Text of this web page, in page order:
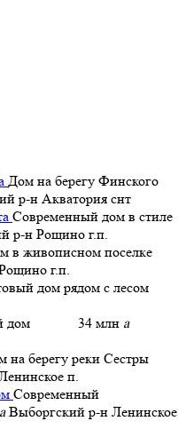
Дом на берегу Финского
р-н Акватория снт
Современный дом в стиле
р-н Рощино г.п.
в живописном поселке
г.п.
дом рядом с лесом
дом
34 млн a
на берегу реки Сестры
п.
Современный
a Выборгский р-н Ленинское